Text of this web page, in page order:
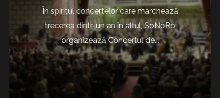
În spiritul concertelor care marchează
trecerea dintr-un an în altul, SoNoRo
organizează Concertul de...